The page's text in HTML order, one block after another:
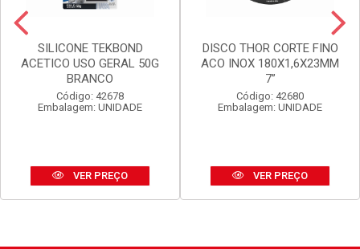
SILICONE TEKBOND
ACETICO USO GERAL 50G
BRANCO
Código: 42678
Embalagem: UNIDADE
VER PREÇO
DISCO THOR CORTE FINO
ACO INOX 180X1,6X23MM
7”
Código: 42680
Embalagem: UNIDADE
VER PREÇO